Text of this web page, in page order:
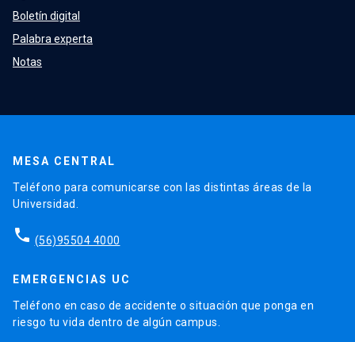
Boletín digital
Palabra experta
Notas
MESA CENTRAL
Teléfono para comunicarse con las distintas áreas de la
Universidad.
phone (56)95504 4000
EMERGENCIAS UC
Teléfono en caso de accidente o situación que ponga en
riesgo tu vida dentro de algún campus.